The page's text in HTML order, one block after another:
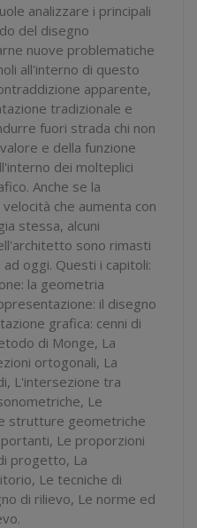
analizzare i principali
del disegno
nuove problematiche
all'interno di questo
apparente,
tradizionale e
fuori strada chi non
e della funzione
dei molteplici
Anche se la
che aumenta con
stessa, alcuni
sono rimasti
oggi. Questi i capitoli:
la geometria
il disegno
grafica: cenni di
di Monge, La
ortogonali, La
L'intersezione tra
Le
strutture geometriche
Le proporzioni
progetto, La
Le tecniche di
di rilievo, Le norme ed